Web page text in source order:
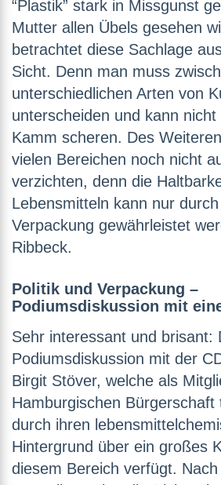
“Plastik” stark in Missgunst
Mutter allen Übels gesehen
betrachtet diese Sachlage
Sicht. Denn man muss
unterschiedlichen Arten von
unterscheiden und kann
Kamm scheren. Des
vielen Bereichen noch nicht
verzichten, denn die
Lebensmitteln kann nur
Verpackung gewährleistet
Ribbeck.
Politik und Verpackung –
Podiumsdiskussion mit
Sehr interessant und brisant:
Podiumsdiskussion mit der
Birgit Stöver, welche als
Hamburgischen Bürgerschaft
durch ihren
Hintergrund über ein großes
diesem Bereich verfügt.